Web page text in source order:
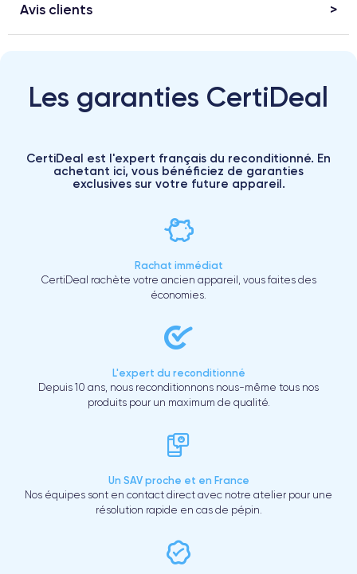
Avis clients
Les garanties CertiDeal
CertiDeal est l'expert français du reconditionné. En
achetant ici, vous bénéficiez de garanties
exclusives sur votre future appareil.
Rachat immédiat
CertiDeal rachète votre ancien appareil, vous faites des
économies.
L'expert du reconditionné
Depuis 10 ans, nous reconditionnons nous-même tous nos
produits pour un maximum de qualité.
Un SAV proche et en France
Nos équipes sont en contact direct avec notre atelier pour une
résolution rapide en cas de pépin.